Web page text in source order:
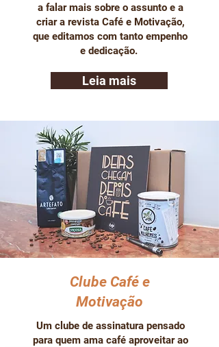
a falar mais sobre o assunto e a
criar a revista Café e Motivação,
que editamos com tanto empenho
e dedicação.
Leia mais
Clube Café e
Motivação
Um clube de assinatura pensado
para quem ama café aproveitar ao